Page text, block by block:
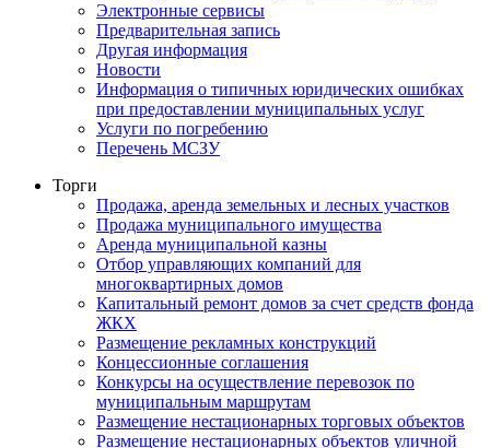
Электронные сервисы
Предварительная запись
Другая информация
Новости
Информация о типичных юридических ошибках
при предоставлении муниципальных услуг
Услуги по погребению
Перечень МСЗУ
Торги
Продажа, аренда земельных и лесных участков
Продажа муниципального имущества
Аренда муниципальной казны
Отбор управляющих компаний для
многоквартирных домов
Капитальный ремонт домов за счет средств фонда
ЖКХ
Размещение рекламных конструкций
Концессионные соглашения
Конкурсы на осуществление перевозок по
муниципальным маршрутам
Размещение нестационарных торговых объектов
Размещение нестационарных объектов уличной